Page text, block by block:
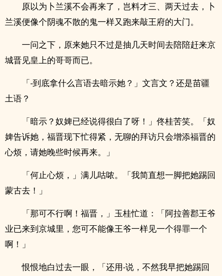
原以为卜兰溪不会再来了，岂料才三、两天过去，卜
兰溪便像个阴魂不散的鬼一样又跑来敲王府的大门。
一问之下，原来她只不过是抽几天时间去陪陪赶来京
城晋见皇上的哥哥而已。
「-到底拿什么言语去暗示她？」文言文？还是苗疆
土语？
「暗示？奴婢已经说得很白了呀！」佟桂苦笑。「奴
婢告诉她，福晋现下忙得紧，无聊的拜访只会增添福晋的
心烦，请她晚些时候再来。」
「何止心烦，」满儿咕哝。「我简直想一脚把她踢回
蒙古去！」
「那可不行啊！福晋，」玉桂忙道：「阿拉善郡王爷
业已来到京城里，您可不能像王爷一样见一个得罪一个
啊！」
恨恨地白过去一眼，「还用-说，不然我早把她踢回